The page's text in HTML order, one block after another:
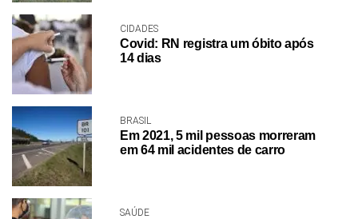
CIDADES
Covid: RN registra um óbito após
14 dias
BRASIL
Em 2021, 5 mil pessoas morreram
em 64 mil acidentes de carro
SAÚDE